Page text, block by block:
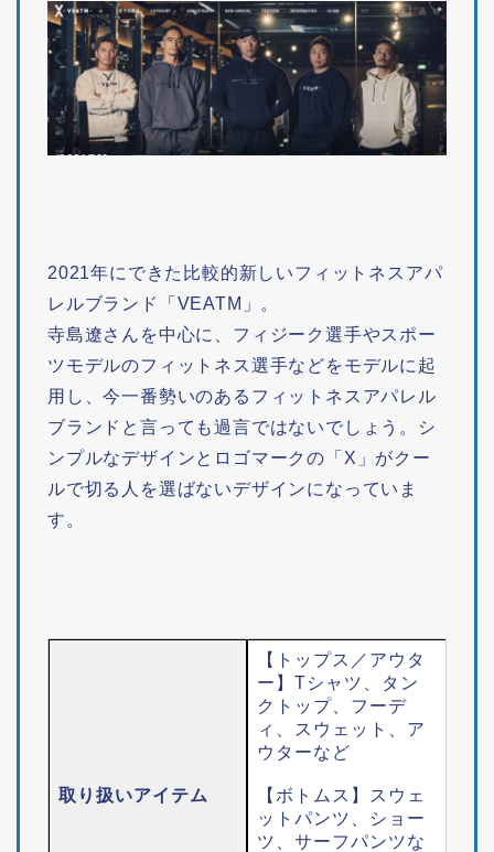
2021年にできた比較的新しいフィットネスアパ
レルブランド「VEATM」。
寺島遼さんを中心に、フィジーク選手やスポー
ツモデルのフィットネス選手などをモデルに起
用し、今一番勢いのあるフィットネスアパレル
ブランドと言っても過言ではないでしょう。シ
ンプルなデザインとロゴマークの「X」がクー
ルで切る人を選ばないデザインになっていま
す。
取り扱いアイテム
【トップス／アウタ
ー】Tシャツ、タン
クトップ、フーデ
ィ、スウェット、ア
ウターなど
【ボトムス】スウェ
ットパンツ、ショー
ツ、サーフパンツな